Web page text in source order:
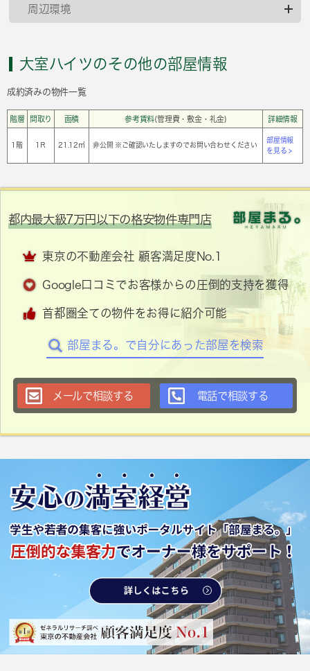
周辺環境
大室ハイツのその他の部屋情報
成約済みの物件一覧
階層 間取り 面積 参考賃料(管理費・敷金・礼金) 詳細情報
1階 1Ｒ 21.12㎡ 非公開 ※ご確認いたしますのでお問い合わせください
部屋情報
を見る >
都内最大級7万円以下の格安物件専門店
東京の不動産会社 顧客満足度No.1
Google口コミでお客様からの圧倒的支持を獲得
首都圏全ての物件をお得に紹介可能
部屋まる。で自分にあった部屋を検索
メールで相談する 電話で相談する